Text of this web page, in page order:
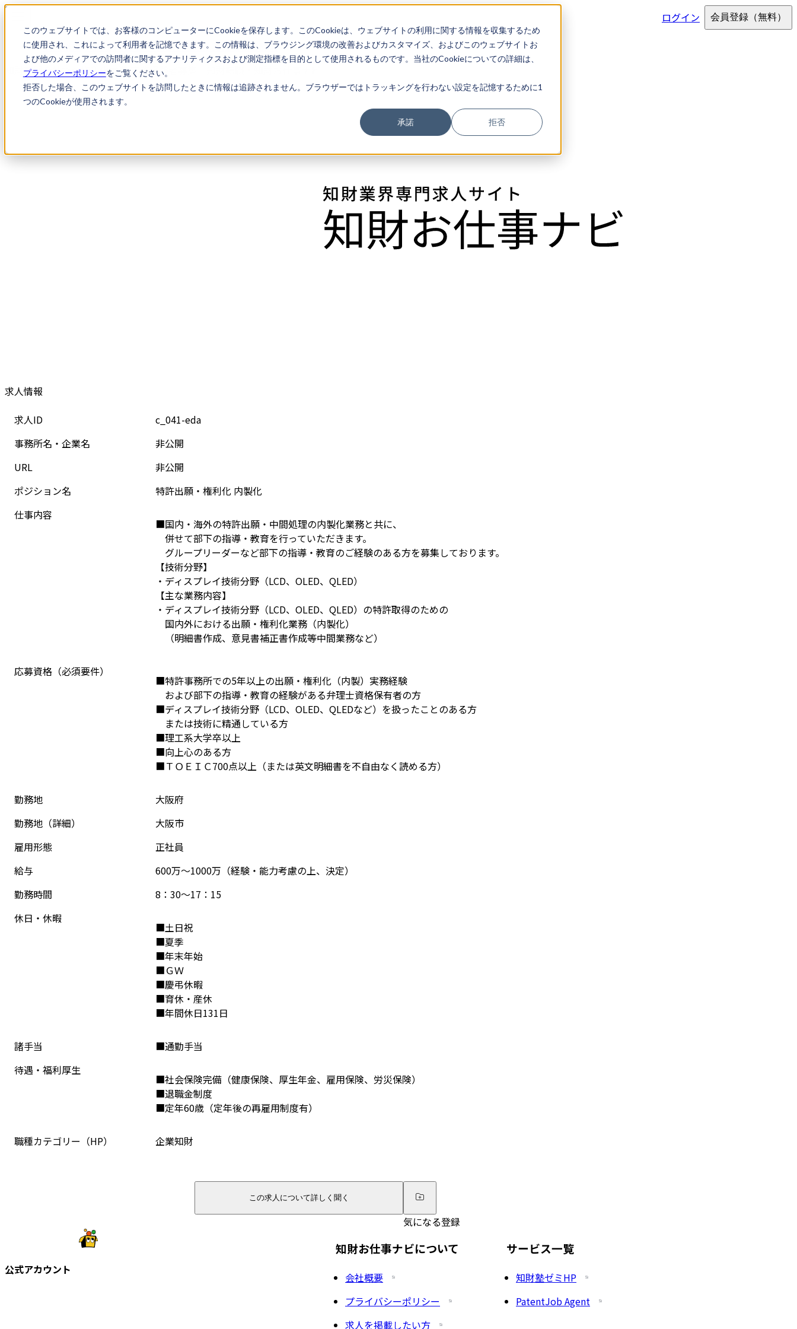
このウェブサイトでは、お客様のコンピューターにCookieを保存します。このCookieは、ウェブサイトの利用に関する情報を収集するため
に使用され、これによって利用者を記憶できます。この情報は、ブラウジング環境の改善およびカスタマイズ、およびこのウェブサイトお
よび他のメディアでの訪問者に関するアナリティクスおよび測定指標を目的として使用されるものです。当社のCookieについての詳細は、
プライバシーポリシーをご覧ください。
拒否した場合、このウェブサイトを訪問したときに情報は追跡されません。ブラウザーではトラッキングを行わない設定を記憶するために1
つのCookieが使用されます。
承諾 拒否
ログイン 会員登録 （無料）
求人検索 知財専門会社での権利化業務 実務経験者募集
知財専門会社での権利化業務 実務経験者募集｜知財転職・知財お仕事ナビ
求人情報
求人ID
c_041-eda
事務所名・企業名
非公開
URL
非公開
ポジション名
特許出願・権利化 内製化
仕事内容
■国内・海外の特許出願・中間処理の内製化業務と共に、
併せて部下の指導・教育を行っていただきます。
グループリーダーなど部下の指導・教育のご経験のある方を募集しております。
【技術分野】
・ディスプレイ技術分野（LCD、OLED、QLED）
【主な業務内容】
・ディスプレイ技術分野（LCD、OLED、QLED）の特許取得のための
国内外における出願・権利化業務（内製化）
（明細書作成、意見書補正書作成等中間業務など）
応募資格（必須要件）
■特許事務所での5年以上の出願・権利化（内製）実務経験
および部下の指導・教育の経験がある弁理士資格保有者の方
■ディスプレイ技術分野（LCD、OLED、QLEDなど）を扱ったことのある方
または技術に精通している方
■理工系大学卒以上
■向上心のある方
■ＴＯＥＩＣ700点以上（または英文明細書を不自由なく読める方）
勤務地
大阪府
勤務地（詳細）
大阪市
雇用形態
正社員
給与
600万～1000万（経験・能力考慮の上、決定）
勤務時間
8：30～17：15
休日・休暇
■土日祝
■夏季
■年末年始
■ＧＷ
■慶弔休暇
■育休・産休
■年間休日131日
諸手当
■通勤手当
待遇・福利厚生
■社会保険完備（健康保険、厚生年金、雇用保険、労災保険）
■退職金制度
■定年60歳（定年後の再雇用制度有）
職種カテゴリー（HP） 企業知財
この求人について詳しく聞く
気になる登録
公式アカウント
知財お仕事ナビについて
会社概要
プライバシーポリシー
求人を掲載したい方
サービス一覧
知財塾ゼミHP
PatentJob Agent